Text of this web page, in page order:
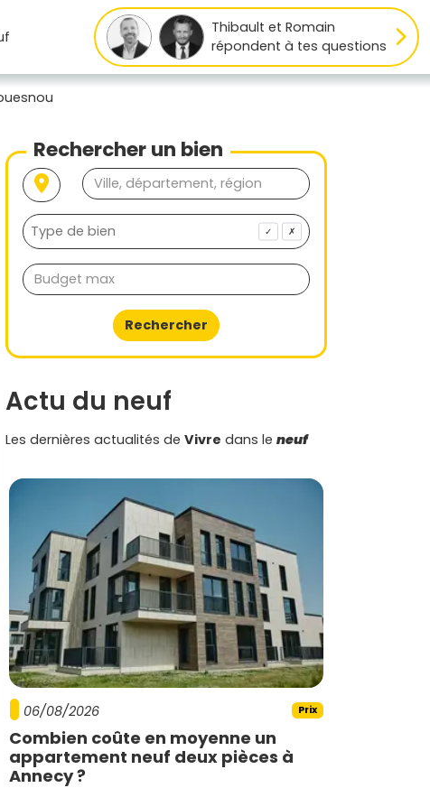
Thibault et Romain
répondent à tes questions
Rechercher un bien
✓ ✗
Rechercher
Actu du neuf
Les dernières actualités de Vivre dans le neuf
06/08/2026 Prix
Combien coûte en moyenne un
appartement neuf deux pièces à
Annecy ?